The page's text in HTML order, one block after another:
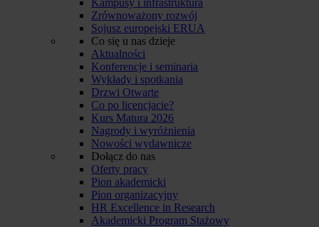
Zrównoważony rozwój
Sojusz europejski ERUA
Co się u nas dzieje
Aktualności
Konferencje i seminaria
Wykłady i spotkania
Drzwi Otwarte
Co po licencjacie?
Kurs Matura 2026
Nagrody i wyróżnienia
Nowości wydawnicze
Dołącz do nas
Oferty pracy
Pion akademicki
Pion organizacyjny
HR Excellence in Research
Akademicki Program Stażowy